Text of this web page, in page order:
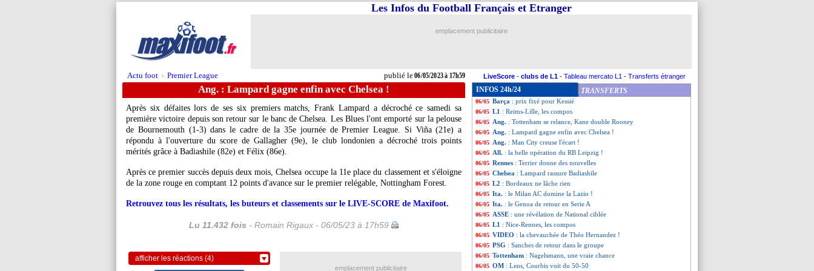
Actu foot > Premier League publié le06/05/2023 à 17h59
Les Infos du Football Français et Etranger
emplacement publicitaire
LiveScore - clubs de L1 - Tableau mercato L1 - Transferts étranger
Ang. : Lampard gagne enfin avec Chelsea !
Après six défaites lors de ses six premiers matchs, Frank Lampard a décroché ce samedi sa
première victoire depuis son retour sur le banc de Chelsea. Les Blues l'ont emporté sur la pelouse
de Bournemouth (1-3) dans le cadre de la 35e journée de Premier League. Si Viña (21e) a
répondu à l'ouverture du score de Gallagher (9e), le club londonien a décroché trois points
mérités grâce à Badiashile (82e) et Félix (86e).
Après ce premier succès depuis deux mois, Chelsea occupe la 11e place du classement et s'éloigne
de la zone rouge en comptant 12 points d'avance sur le premier relégable, Nottingham Forest.
Retrouvez tous les résultats, les buteurs et classements sur le LIVE-SCORE de Maxifoot.
Lu 11.432 fois - Romain Rigaux - 06/05/23 à 17h59
afficher les réactions (4)
INFOS 24h/24 TRANSFERTS
06/05 L1: Reims 1-0 Lille (fini)
06/05 Ang.
06/05 PSG: Verratti s'interroge sur son avenir !
06/05 L1: Nice 2-1 Rennes (fini)
06/05 Barça : prix fixé pour Kessié
06/05 L1 : Reims-Lille, les compos
06/05 Ang. : Tottenham se relance, Kane double Rooney
06/05 Ang. : Lampard gagne enfin avec Chelsea !
06/05 Ang. : Man City creuse l'écart !
06/05 All. : la belle opération du RB Leipzig !
06/05 Rennes : Terrier donne des nouvelles
06/05 Chelsea : Lampard rassure Badiashile
06/05 L2 : Bordeaux ne lâche rien
06/05 Ita. : le Milan AC domine la Lazio !
06/05 Ita. : le Genoa de retour en Serie A
06/05 ASSE : une révélation de National ciblée
06/05 L1 : Nice-Rennes, les compos
06/05 VIDEO : la chevauchée de Théo Hernandez !
06/05 PSG : Sanches de retour dans le groupe
06/05 Tottenham : Nagelsmann, une vraie chance
06/05 OM : Lens, Courbis voit du 50-50
emplacement publicitaire